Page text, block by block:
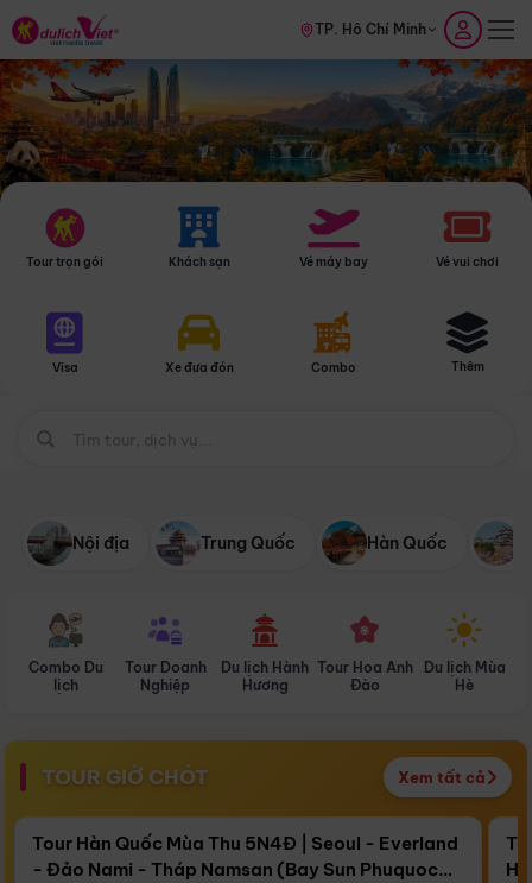
TP. Hồ Chí Minh
Tour trọn gói Khách sạn Vé máy bay Vé vui chơi
Visa Xe đưa đón Combo Thêm
Nội địa Trung Quốc Hàn Quốc
Combo Du
lịch
Tour Doanh
Nghiệp
Du lịch Hành
Hương
Tour Hoa Anh
Đào
Du lịch Mùa
Hè
TOUR GIỜ CHÓT Xem tất cả
Còn17 ngày 10:15:25
Bay Sun Phuquoc Airways
Điểm nổi bật
Tour Hàn Quốc Mùa Thu 5N4Đ | Seoul - Everland
- Đảo Nami - Tháp Namsan (Bay Sun Phuquoc